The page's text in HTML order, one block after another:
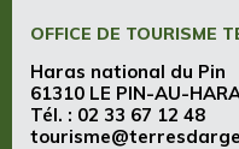
OFFICE DE TOURISME
Haras national du Pin
61310 LE PIN-AU-
Tél. : 02 33 67 12 48